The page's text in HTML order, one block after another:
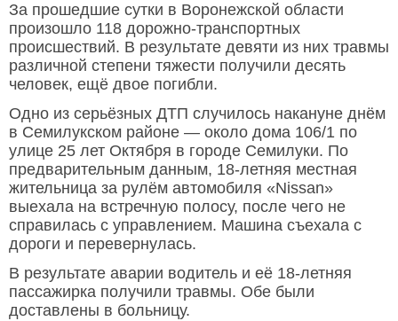
За прошедшие сутки в Воронежской области
произошло 118 дорожно-транспортных
происшествий. В результате девяти из них травмы
различной степени тяжести получили десять
человек, ещё двое погибли.
Одно из серьёзных ДТП случилось накануне днём
в Семилукском районе — около дома 106/1 по
улице 25 лет Октября в городе Семилуки. По
предварительным данным, 18-летняя местная
жительница за рулём автомобиля «Nissan»
выехала на встречную полосу, после чего не
справилась с управлением. Машина съехала с
дороги и перевернулась.
В результате аварии водитель и её 18-летняя
пассажирка получили травмы. Обе были
доставлены в больницу.